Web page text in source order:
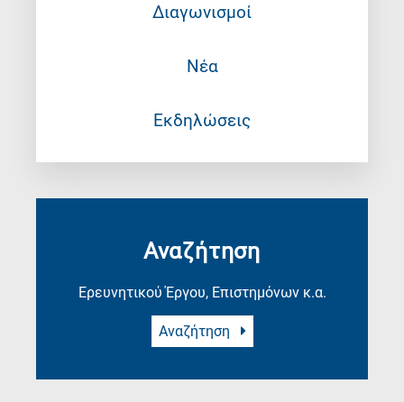
Διαγωνισμοί
Νέα
Εκδηλώσεις
Αναζήτηση
Ερευνητικού Έργου, Επιστημόνων κ.α.
Αναζήτηση